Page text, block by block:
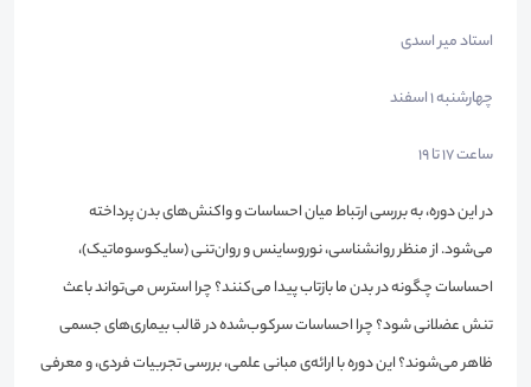
استاد میر اسدی
چهارشنبه 1 اسفند
ساعت 17 تا 19
در این دوره، به بررسی ارتباط میان احساسات و واکنش‌های بدن پرداخته
می‌شود. از منظر روانشناسی، نوروساینس و روان‌تنی (سایکوسوماتیک)،
احساسات چگونه در بدن ما بازتاب پیدا می‌کنند؟ چرا استرس می‌تواند باعث
تنش عضلانی شود؟ چرا احساسات سرکوب‌شده در قالب بیماری‌های جسمی
ظاهر می‌شوند؟ این دوره با ارائه‌ی مبانی علمی، بررسی تجربیات فردی، و معرفی